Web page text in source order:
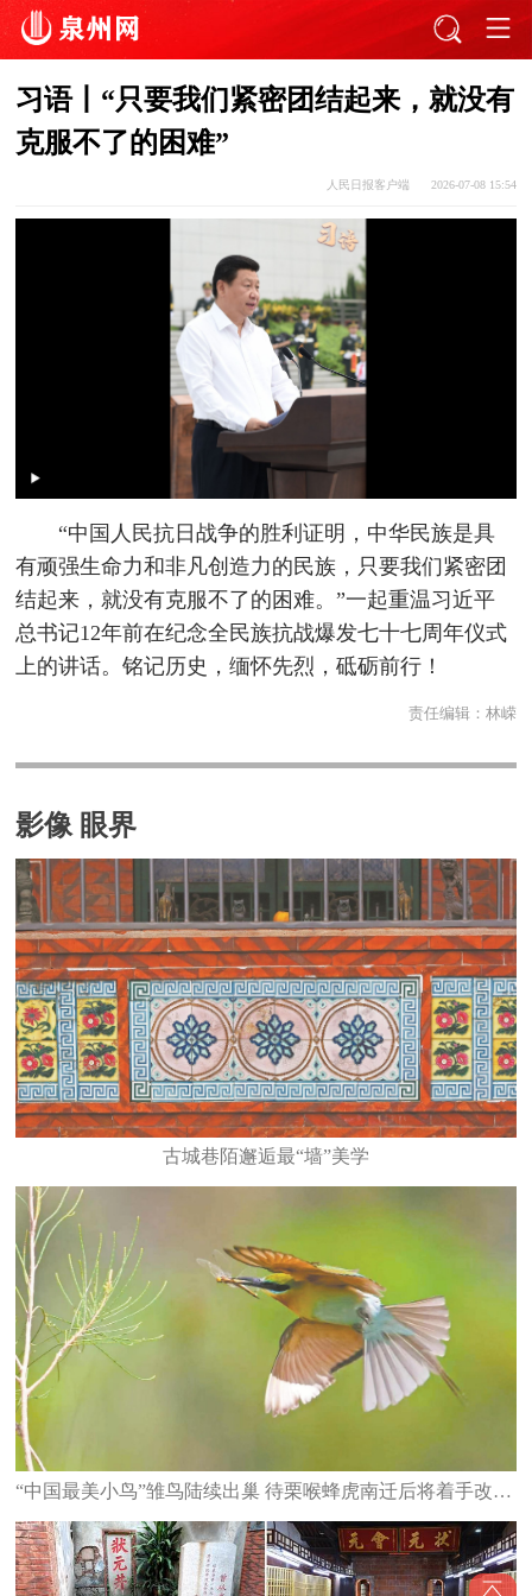
习语丨“只要我们紧密团结起来，就没有
克服不了的困难”
人民日报客户端 2026-07-08 15:54
“中国人民抗日战争的胜利证明，中华民族是具
有顽强生命力和非凡创造力的民族，只要我们紧密团
结起来，就没有克服不了的困难。”一起重温习近平
总书记12年前在纪念全民族抗战爆发七十七周年仪式
上的讲话。铭记历史，缅怀先烈，砥砺前行！
责任编辑： 林嵘
影像 眼界
古城巷陌邂逅最“墙”美学
“中国最美小鸟”雏鸟陆续出巢 待栗喉蜂虎南迁后将着手改造栖息地